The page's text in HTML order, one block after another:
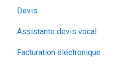
Devis
Vos clients
La gestion des déchets
Assistante devis vocal
Facturation électronique